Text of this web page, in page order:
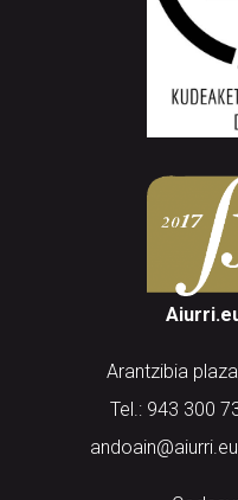
Arantzibia
Tel.: 943 300